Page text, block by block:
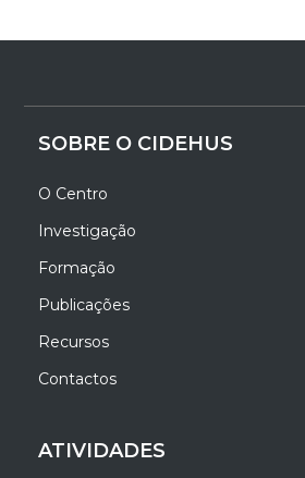
SOBRE O CIDEHUS
O Centro
Investigação
Formação
Publicações
Recursos
Contactos
ATIVIDADES